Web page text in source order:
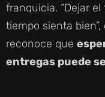
franquicia. “Dejar
tiempo sienta
reconoce que
entregas puede